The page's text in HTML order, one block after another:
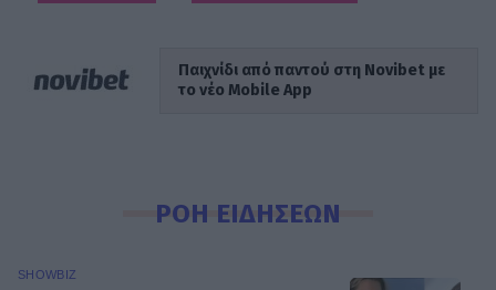
Παιχνίδι από παντού στη Novibet με
το νέο Mobile App
ΡΟΗ ΕΙΔΗΣΕΩΝ
SHOWBIZ